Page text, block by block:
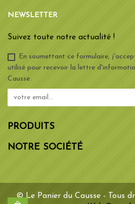
NEWSLETTER
Suivez toute notre actualité !
En soumettant ce formulaire,
utilisé pour recevoir la lettre
Causse.
PRODUITS
NOTRE SOCIÉTÉ
© Le Panier du Causse - Tous